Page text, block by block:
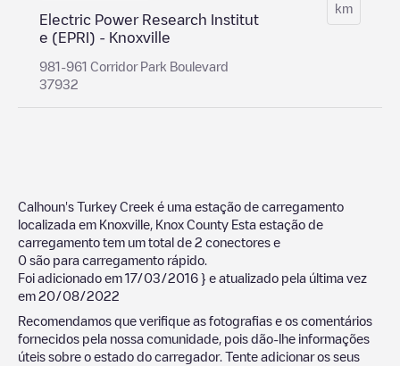
Electric Power Research Institut
e (EPRI) - Knoxville
981-961 Corridor Park Boulevard
37932
km
Calhoun's Turkey Creek é uma estação de carregamento
localizada em Knoxville Knox County Esta estação de
carregamento tem um total de 2 conectores e
0 são para carregamento rápido.
Foi adicionado em 17/03/2016 } e atualizado pela última vez
em 20/08/2022
Recomendamos que verifique as fotografias e os comentários
fornecidos pela nossa comunidade, pois dão-lhe informações
úteis sobre o estado do carregador. Tente adicionar os seus